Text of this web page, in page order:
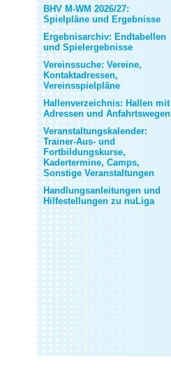
BHV M-WM 2026/27:
Spielpläne und Ergebnisse
Ergebnisarchiv: Endtabellen
und Spielergebnisse
Vereinssuche: Vereine,
Kontaktadressen,
Vereinsspielpläne
Hallenverzeichnis: Hallen mit
Adressen und Anfahrtswegen
Veranstaltungskalender:
Trainer-Aus- und
Fortbildungskurse,
Kadertermine, Camps,
Sonstige Veranstaltungen
Handlungsanleitungen und
Hilfestellungen zu nuLiga